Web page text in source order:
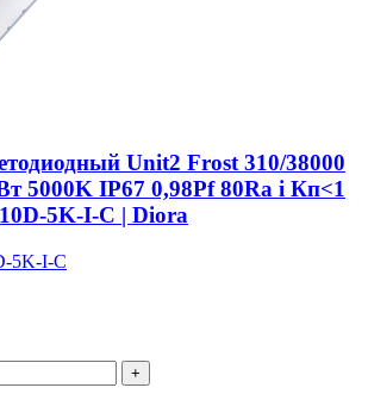
Unit2 Frost 310/38000
5000K IP67 0,98Pf 80Ra i Кп<1
5K-I-C | Diora
5K-I-C
+